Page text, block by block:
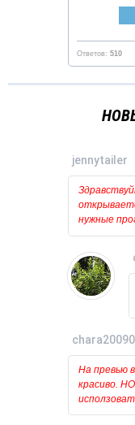
Ответов: 510
jennytailer
нужные
то ничего
какое то
загрузка.
нибудь
На превью
красиво.